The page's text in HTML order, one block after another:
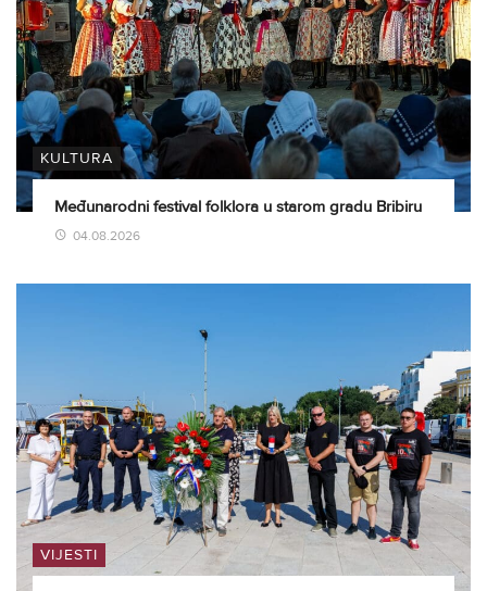
KULTURA
Međunarodni festival folklora u starom gradu Bribiru
04.08.2026
VIJESTI